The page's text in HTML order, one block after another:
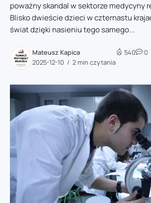
poważny skandal w sektorze medycyny
Blisko dwieście dzieci w czternastu
świat dzięki nasieniu tego samego...
Mateusz Kapica
2025-12-10
2 min czytania
540 0